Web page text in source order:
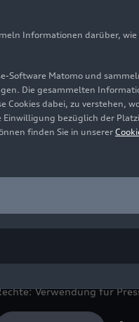
Exponat aus der neuen
Verwendung für
Informationen darüber,
Software Matomo und
Die gesammelten
Cookies dabei, zu verstehen,
Einwilligung bezüglich der
finden Sie in unserer